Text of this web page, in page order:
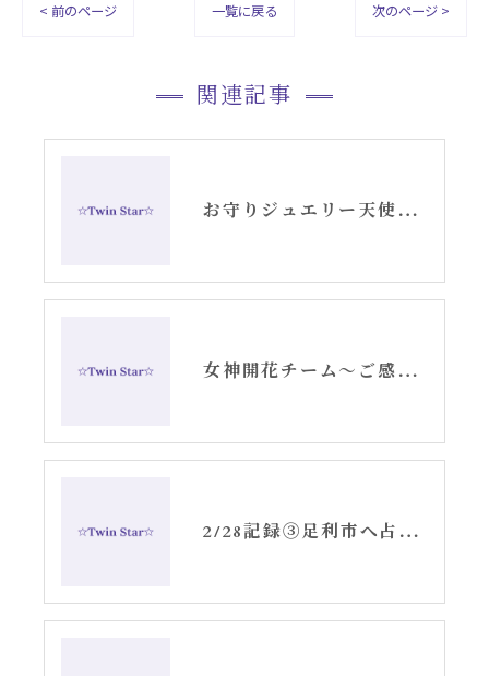
< 前のページ 一覧に戻る 次のページ >
関連記事
お守りジュエリー天使の羽根シルバーピアス
女神開花チーム〜ご感想ブログシェア〜
2/28記録③足利市へ占い処、四柱推命、悟空